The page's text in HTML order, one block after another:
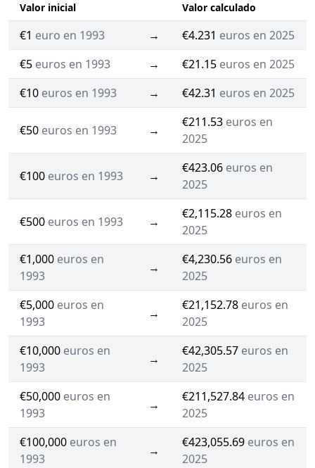
Valor inicial Valor calculado
€1 euro en 1993 → €4.231 euros en 2025
€5 euros en 1993 → €21.15 euros en 2025
€10 euros en 1993 → €42.31 euros en 2025
€50 euros en 1993 →
€211.53 euros en
2025
€100 euros en 1993 →
€423.06 euros en
2025
€500 euros en 1993 →
€2,115.28 euros en
2025
€1,000 euros en
1993
→
€4,230.56 euros en
2025
€5,000 euros en
1993
→
€21,152.78 euros en
2025
€10,000 euros en
1993
→
€42,305.57 euros en
2025
€50,000 euros en
1993
→
€211,527.84 euros en
2025
€100,000 euros en
1993
→
€423,055.69 euros en
2025